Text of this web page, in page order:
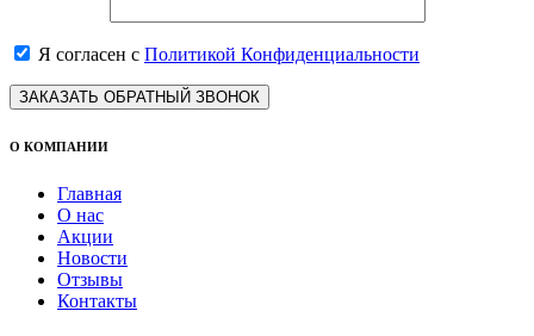
Я согласен с Политикой Конфиденциальности
ЗАКАЗАТЬ ОБРАТНЫЙ ЗВОНОК
О КОМПАНИИ
Главная
О нас
Акции
Новости
Отзывы
Контакты